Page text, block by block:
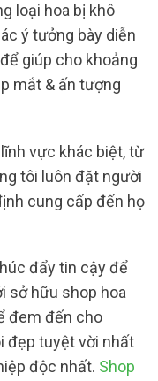
loại hoa bị khô
ý tưởng bày diễn
giúp cho khoảng
mắt & ấn tượng
vực khác biệt, từ
tôi luôn đặt người
cung cấp đến họ
đẩy tin cậy để
sở hữu shop hoa
đem đến cho
đẹp tuyệt vời nhất
độc nhất. Shop